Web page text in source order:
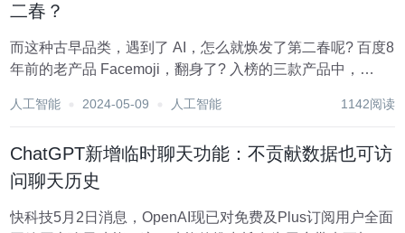
二春？
而这种古早品类，遇到了 AI，怎么就焕发了第二春呢? 百度8
年前的老产品 Facemoji，翻身了? 入榜的三款产品中，
人工智能 2024-05-09 人工智能 1142阅读
ChatGPT新增临时聊天功能：不贡献数据也可访
问聊天历史
快科技5月2日消息，OpenAI现已对免费及Plus订阅用户全面